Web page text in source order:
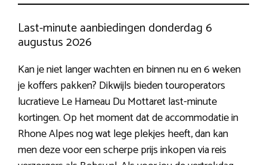
Last-minute aanbiedingen donderdag 6
augustus 2026
Kan je niet langer wachten en binnen nu en 6 weken
je koffers pakken? Dikwijls bieden touroperators
lucratieve Le Hameau Du Mottaret last-minute
kortingen. Op het moment dat de accommodatie in
Rhone Alpes nog wat lege plekjes heeft, dan kan
men deze voor een scherpe prijs inkopen via reis